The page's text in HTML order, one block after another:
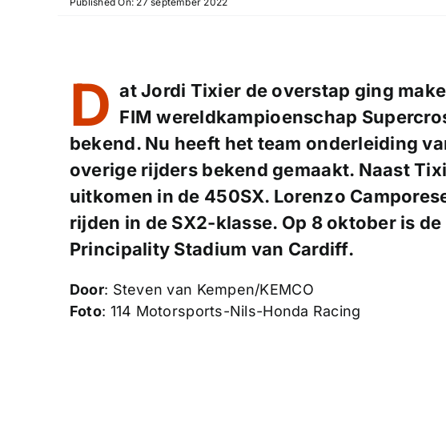
D at Jordi Tixier de overstap ging
FIM wereldkampioenschap
bekend. Nu heeft het team onderleiding
overige rijders bekend gemaakt. Naast
uitkomen in de 450SX. Lorenzo
rijden in de SX2-klasse. Op 8 oktober is
Principality Stadium van Cardiff.
Door: Steven van Kempen/KEMCO
Foto: 114 Motorsports-Nils-Honda Racing